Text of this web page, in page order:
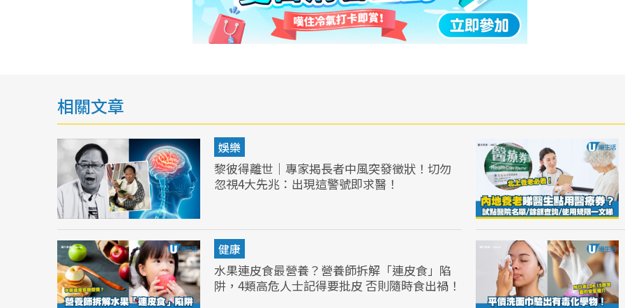
相關文章
娛樂
黎彼得離世｜專家揭長者中風突發徵狀！切勿
忽視4大先兆：出現這警號即求醫！
健康
水果連皮食最營養？營養師拆解「連皮食」陷
阱，4類高危人士記得要批皮 否則隨時食出禍！